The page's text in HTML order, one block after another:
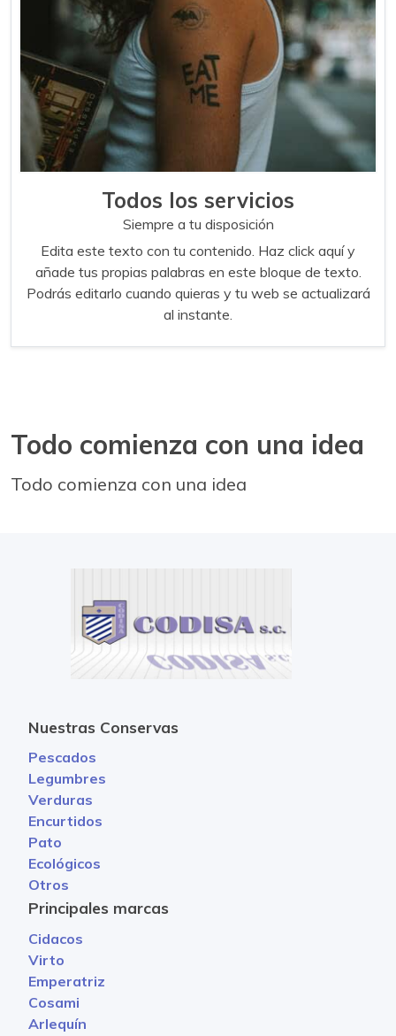
Todos los servicios
Siempre a tu disposición
Edita este texto con tu contenido. Haz click aquí y
añade tus propias palabras en este bloque de texto.
Podrás editarlo cuando quieras y tu web se actualizará
al instante.
Todo comienza con una idea
Todo comienza con una idea
Nuestras Conservas
Pescados
Legumbres
Verduras
Encurtidos
Pato
Ecológicos
Otros
Principales marcas
Cidacos
Virto
Emperatriz
Cosami
Arlequín